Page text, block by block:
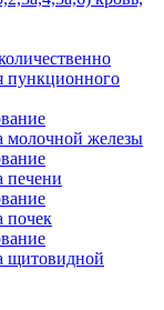
пункционного
молочной железы
печени
почек
щитовидной